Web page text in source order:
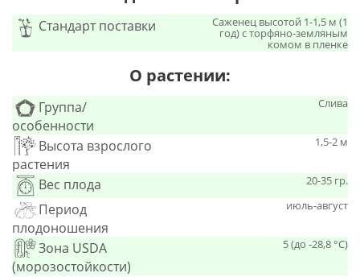
Стандарт поставки Саженец высотой 1-1,5 м (1
год) с торфяно-земляным
комом в пленке
О растении:
Группа/
особенности
Слива
Высота взрослого
растения
1,5-2 м
Вес плода 20-35 гр.
Период
плодоношения
июль-август
Зона USDA
(морозостойкости)
5 (до -28,8 °С)